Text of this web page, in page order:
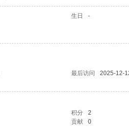
生日 -
最后访问
2025-12-
积分
2
贡献 0